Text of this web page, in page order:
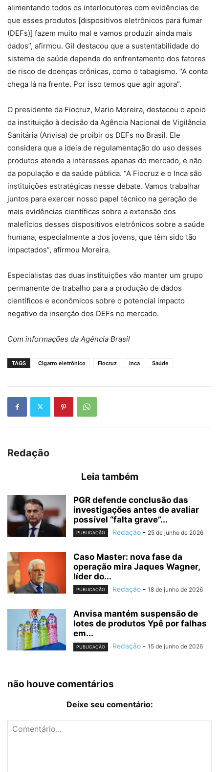
alimentando todos os interlocutores com evidências de
que esses produtos [dispositivos eletrônicos para fumar
(DEFs)] fazem muito mal e vamos produzir ainda mais
dados”, afirmou. Gil destacou que a sustentabilidade do
sistema de saúde depende do enfrentamento dos fatores
de risco de doenças crônicas, como o tabagismo. “A conta
chega lá na frente. Por isso temos que agir agora”.
O presidente da Fiocruz, Mario Moreira, destacou o apoio
da instituição à decisão da Agência Nacional de Vigilância
Sanitária (Anvisa) de proibir os DEFs no Brasil. Ele
considera que a ideia de regulamentação do uso desses
produtos atende a interesses apenas do mercado, e não
da população e da saúde pública. “A Fiocruz e o Inca são
instituições estratégicas nesse debate. Vamos trabalhar
juntos para exercer nosso papel técnico na geração de
mais evidências científicas sobre a extensão dos
malefícios desses dispositivos eletrônicos sobre a saúde
humana, especialmente a dos jovens, que têm sido tão
impactados”, afirmou Moreira.
Especialistas das duas instituições vão manter um grupo
permanente de trabalho para a produção de dados
científicos e econômicos sobre o potencial impacto
negativo da inserção dos DEFs no mercado.
Com informações da Agência Brasil
TAGS Cigarro eletrônico Fiocruz Inca Saúde
Redação
Leia também
PGR defende conclusão das
investigações antes de avaliar
possível “falta grave”...
PUBLICAÇÃO Redação - 25 de junho de 2026
Caso Master: nova fase da
operação mira Jaques Wagner,
líder do...
PUBLICAÇÃO Redação - 18 de junho de 2026
Anvisa mantém suspensão de
lotes de produtos Ypê por falhas
em...
PUBLICAÇÃO Redação - 15 de junho de 2026
não houve comentários
Deixe seu comentário: